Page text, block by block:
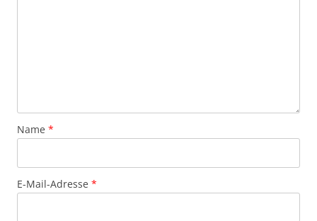
Name *
E-Mail-Adresse *